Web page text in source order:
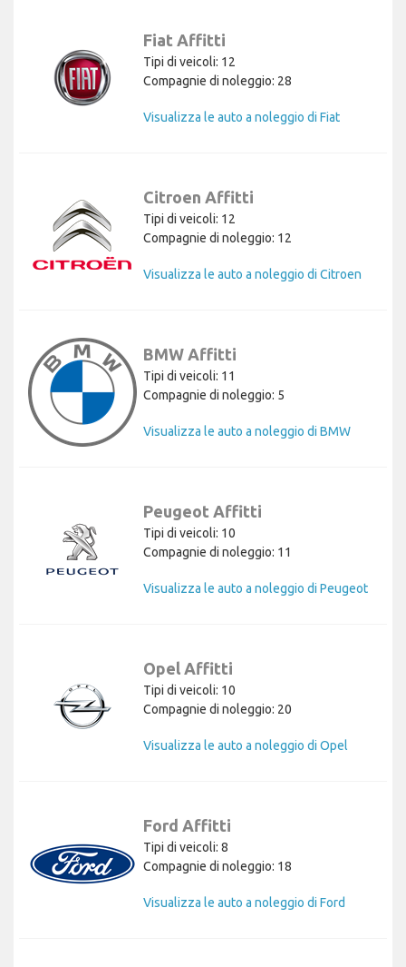
Fiat Affitti
Tipi di veicoli: 12
Compagnie di noleggio: 28
Visualizza le auto a noleggio di Fiat
Citroen Affitti
Tipi di veicoli: 12
Compagnie di noleggio: 12
Visualizza le auto a noleggio di Citroen
BMW Affitti
Tipi di veicoli: 11
Compagnie di noleggio: 5
Visualizza le auto a noleggio di BMW
Peugeot Affitti
Tipi di veicoli: 10
Compagnie di noleggio: 11
Visualizza le auto a noleggio di Peugeot
Opel Affitti
Tipi di veicoli: 10
Compagnie di noleggio: 20
Visualizza le auto a noleggio di Opel
Ford Affitti
Tipi di veicoli: 8
Compagnie di noleggio: 18
Visualizza le auto a noleggio di Ford